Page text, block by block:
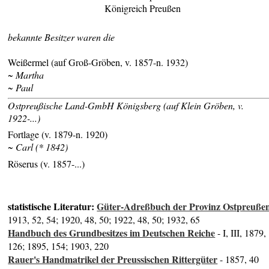
Königreich Preußen
bekannte Besitzer waren die
Weißermel (auf Groß-Gröben, v. 1857-n. 1932)
~ Martha
~ Paul
Ostpreußische Land-GmbH Königsberg (auf Klein Gröben, v.
1922-...)
Fortlage (v. 1879-n. 1920)
~ Carl (* 1842)
Röserus (v. 1857-...)
statistische Literatur:Güter-Adreßbuch der Provinz
1913, 52, 54; 1920, 48, 50; 1922, 48, 50; 1932, 65
Handbuch des Grundbesitzes im Deutschen Reiche- I, III, 1879,
126; 1895, 154; 1903, 220
Rauer's Handmatrikel der Preussischen Rittergüter- 1857, 40